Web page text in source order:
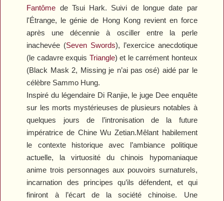
Fantôme de Tsui Hark. Suivi de longue date par
l'Étrange, le génie de Hong Kong revient en force
après une décennie à osciller entre la perle
inachevée (Seven Swords), l’exercice anecdotique
(le cadavre exquis Triangle) et le carrément honteux
(Black Mask 2, Missingje n’ai pas osé) aidé par le
célèbre Sammo Hung.
Inspiré du légendaire Di Ranjie, le juge Dee enquête
sur les morts mystérieuses de plusieurs notables à
quelques jours de l’intronisation de la future
impératrice de Chine Wu Zetian.Mêlant habilement
le contexte historique avec l’ambiance politique
actuelle, la virtuosité du chinois hypomaniaque
anime trois personnages aux pouvoirs surnaturels,
incarnation des principes qu’ils défendent, et qui
finiront à l’écart de la société chinoise. Une